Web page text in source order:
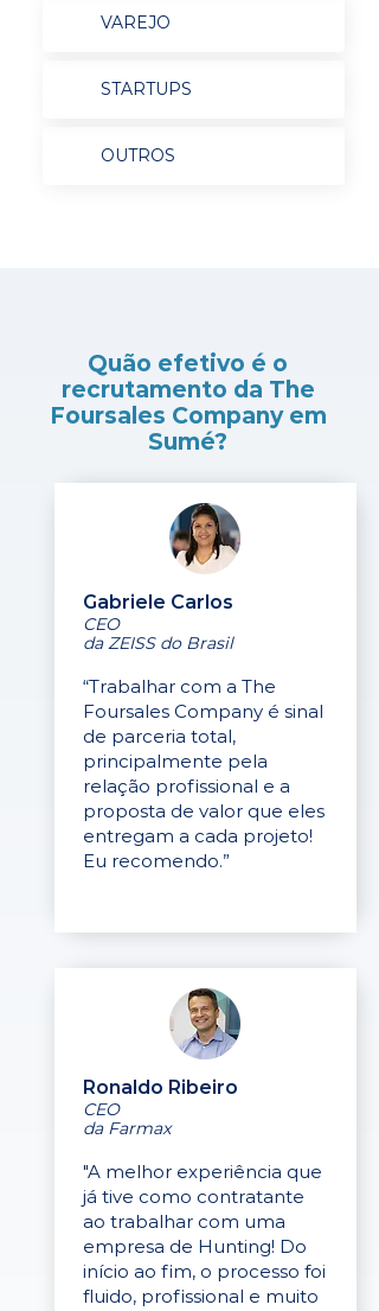
VAREJO
STARTUPS
OUTROS
Quão efetivo é o
recrutamento da The
Foursales Company em
Sumé?
Gabriele Carlos
CEO
da ZEISS do Brasil
“Trabalhar com a The
Foursales Company é sinal
de parceria total,
principalmente pela
relação profissional e a
proposta de valor que eles
entregam a cada projeto!
Eu recomendo.”
Ronaldo Ribeiro
CEO
da Farmax
"A melhor experiência que
já tive como contratante
ao trabalhar com uma
empresa de Hunting! Do
início ao fim, o processo foi
fluido, profissional e muito